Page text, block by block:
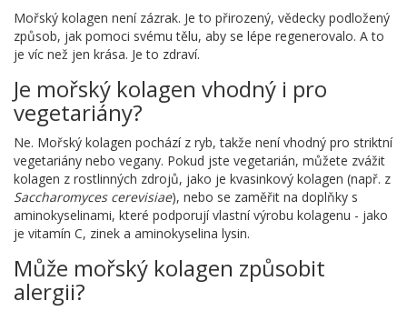
Mořský kolagen není zázrak. Je to přirozený, vědecky podložený
způsob, jak pomoci svému tělu, aby se lépe regenerovalo. A to
je víc než jen krása. Je to zdraví.
Je mořský kolagen vhodný i pro
vegetariány?
Ne. Mořský kolagen pochází z ryb, takže není vhodný pro striktní
vegetariány nebo vegany. Pokud jste vegetarián, můžete zvážit
kolagen z rostlinných zdrojů, jako je kvasinkový kolagen (např. z
Saccharomyces cerevisiae), nebo se zaměřit na doplňky s
aminokyselinami, které podporují vlastní výrobu kolagenu - jako
je vitamín C, zinek a aminokyselina lysin.
Může mořský kolagen způsobit
alergii?